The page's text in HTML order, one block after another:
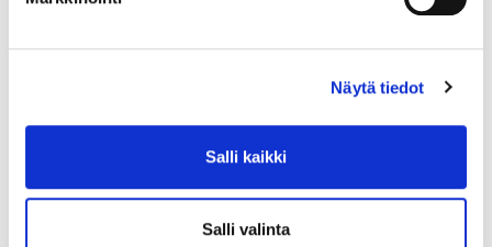
Näytä tiedot
Salli kaikki
Salli valinta
Kivikorvakorut, desing Zhanna Katzman, korkeus 28mm, 925br,
Lähtöhinta
Johtava huuto:-